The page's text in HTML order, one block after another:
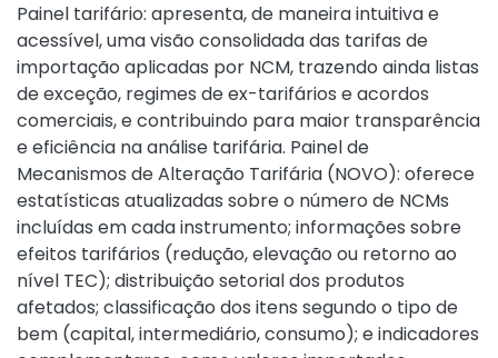
Painel tarifário: apresenta, de maneira intuitiva e
acessível, uma visão consolidada das tarifas de
importação aplicadas por NCM, trazendo ainda listas
de exceção, regimes de ex-tarifários e acordos
comerciais, e contribuindo para maior transparência
e eficiência na análise tarifária. Painel de
Mecanismos de Alteração Tarifária (NOVO): oferece
estatísticas atualizadas sobre o número de NCMs
incluídas em cada instrumento; informações sobre
efeitos tarifários (redução, elevação ou retorno ao
nível TEC); distribuição setorial dos produtos
afetados; classificação dos itens segundo o tipo de
bem (capital, intermediário, consumo); e indicadores